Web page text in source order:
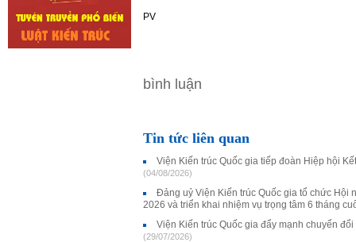
PV
bình luận
Tin tức liên quan
Viện Kiến trúc Quốc gia tiếp đoàn Hiệp hội
(04/08/2026)
Đảng uỷ Viện Kiến trúc Quốc gia tổ chức Hội
2026 và triển khai nhiệm vụ trọng tâm 6 tháng
Viện Kiến trúc Quốc gia đẩy mạnh chuyển
(29/07/2026)